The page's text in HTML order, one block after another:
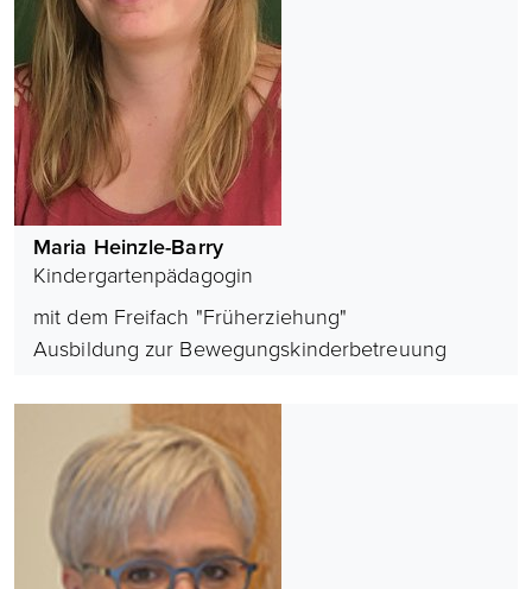
Maria Heinzle-Barry
Kindergartenpädagogin
mit dem Freifach "Früherziehung"
Ausbildung zur Bewegungskinderbetreuung